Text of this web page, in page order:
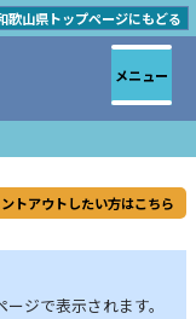
歌山県トップページにもどる
トアウトしたい方はこちら
ジで表示されます。
メニュー